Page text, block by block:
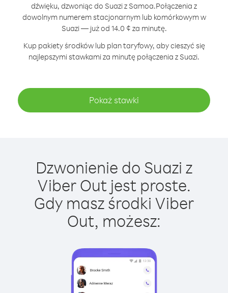
dźwięku, dzwoniąc do Suazi z Samoa.Połączenia z
dowolnym numerem stacjonarnym lub komórkowym w
Suazi — już od 14.0 ¢ za minutę.
Kup pakiety środków lub plan taryfowy, aby cieszyć się
najlepszymi stawkami za minutę połączenia z Suazi.
Pokaż stawki
Dzwonienie do Suazi z
Viber Out jest proste.
Gdy masz środki Viber
Out, możesz: